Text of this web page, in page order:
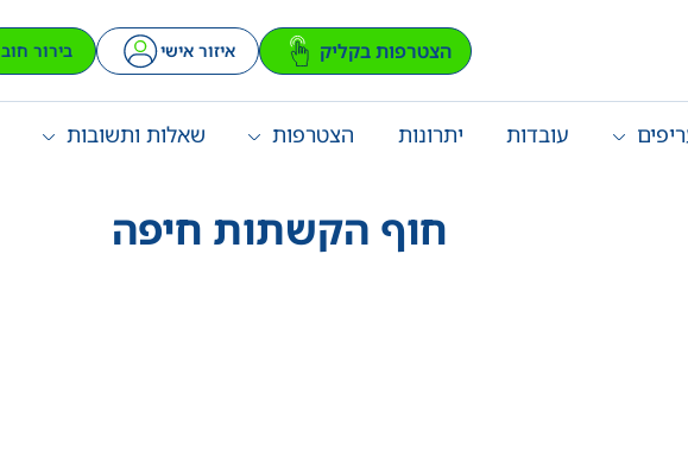
הצטרפות בקליק איזור אישי בירור חוב
עובדות יתרונות הצטרפות שאלות ותשובות
חוף הקשתות חיפה